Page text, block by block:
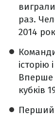
раз.
2014
історію
Вперше
кубків
Перший